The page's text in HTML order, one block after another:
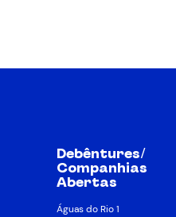
Debêntures/
Companhias
Abertas
Águas do Rio 1